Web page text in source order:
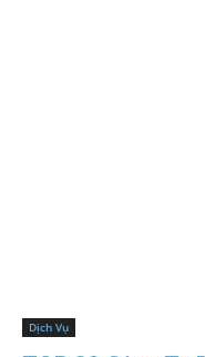
Dịch Vụ